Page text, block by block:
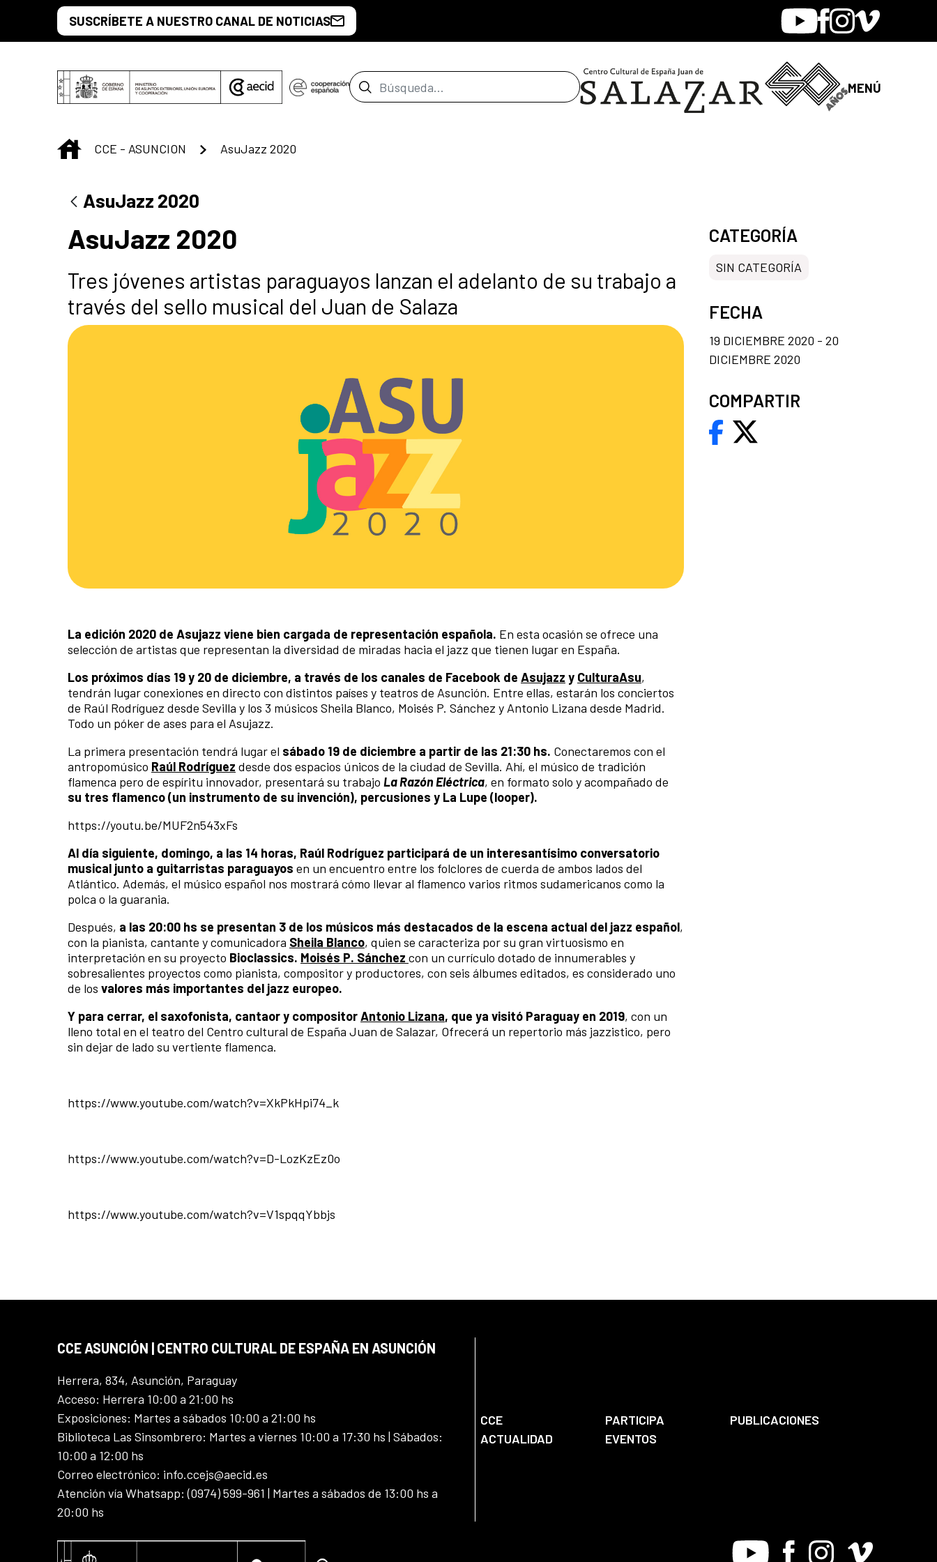
Saltar al contenido principal
SUSCRÍBETE A NUESTRO CANAL DE NOTICIAS YoutubeFacebook
Instagram
Vimeo
Barra de búsqueda MENÚ
INICIO
CCE - ASUNCION AsuJazz 2020
AsuJazz 2020
AsuJazz 2020
Tres jóvenes artistas paraguayos lanzan el adelanto de su trabajo a
través del sello musical del Juan de Salaza
La edición 2020 de Asujazz viene bien cargada de representación española. En esta ocasión se ofrece una
selección de artistas que representan la diversidad de miradas hacia el jazz que tienen lugar en España.
Los próximos días 19 y 20 de diciembre, a través de los canales de Facebook de Asujazz y CulturaAsu,
tendrán lugar conexiones en directo con distintos países y teatros de Asunción. Entre ellas, estarán los conciertos
de Raúl Rodríguez desde Sevilla y los 3 músicos Sheila Blanco, Moisés P. Sánchez y Antonio Lizana desde Madrid.
Todo un póker de ases para el Asujazz.
La primera presentación tendrá lugar el sábado 19 de diciembre a partir de las 21:30 hs. Conectaremos con el
antropomúsico Raúl Rodríguez desde dos espacios únicos de la ciudad de Sevilla. Ahí, el músico de tradición
flamenca pero de espíritu innovador, presentará su trabajo La Razón Eléctrica, en formato solo y acompañado de
su tres flamenco (un instrumento de su invención), percusiones y La Lupe (looper).
https://youtu.be/MUF2n543xFs
Al día siguiente, domingo, a las 14 horas, Raúl Rodríguez participará de un interesantísimo conversatorio
musical junto a guitarristas paraguayos en un encuentro entre los folclores de cuerda de ambos lados del
Atlántico. Además, el músico español nos mostrará cómo llevar al flamenco varios ritmos sudamericanos como la
polca o la guarania.
Después, a las 20:00 hs se presentan 3 de los músicos más destacados de la escena actual del jazz español,
con la pianista, cantante y comunicadora Sheila Blanco, quien se caracteriza por su gran virtuosismo en
interpretación en su proyecto Bioclassics. Moisés P. Sánchez con un currículo dotado de innumerables y
sobresalientes proyectos como pianista, compositor y productores, con seis álbumes editados, es considerado uno
de los valores más importantes del jazz europeo.
Y para cerrar, el saxofonista, cantaor y compositorAntonio Lizana, que ya visitó Paraguay en 2019, con un
lleno total en el teatro del Centro cultural de España Juan de Salazar, Ofrecerá un repertorio más jazzistico, pero
sin dejar de lado su vertiente flamenca.
https://www.youtube.com/watch?v=XkPkHpi74_k
https://www.youtube.com/watch?v=D-LozKzEz0o
https://www.youtube.com/watch?v=V1spqqYbbjs
CATEGORÍA
SIN CATEGORÍA
FECHA
19 DICIEMBRE 2020 - 20
DICIEMBRE 2020
COMPARTIR
CCE ASUNCIÓN | CENTRO CULTURAL DE ESPAÑA EN ASUNCIÓN
Herrera, 834, Asunción, Paraguay
Acceso: Herrera 10:00 a 21:00 hs
Exposiciones: Martes a sábados 10:00 a 21:00 hs
Biblioteca Las Sinsombrero: Martes a viernes 10:00 a 17:30 hs | Sábados:
10:00 a 12:00 hs
Correo electrónico: info.ccejs@aecid.es
Atención vía Whatsapp: (0974) 599-961 | Martes a sábados de 13:00 hs a
20:00 hs
CCE PARTICIPA
PUBLICACIONES
ACTUALIDAD
EVENTOS
Youtube FacebookInstagram
Vimeo